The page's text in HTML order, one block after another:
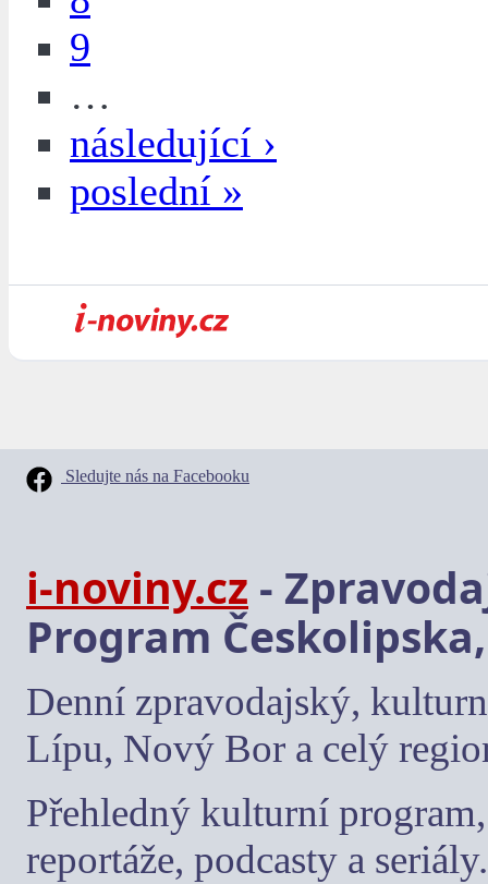
9
…
následující ›
poslední »
Sledujte nás na Facebooku
i-noviny.cz -
Program
Denní zpravodajský,
Lípu, Nový Bor a celý
Přehledný kulturní
reportáže, podcasty a seriály.